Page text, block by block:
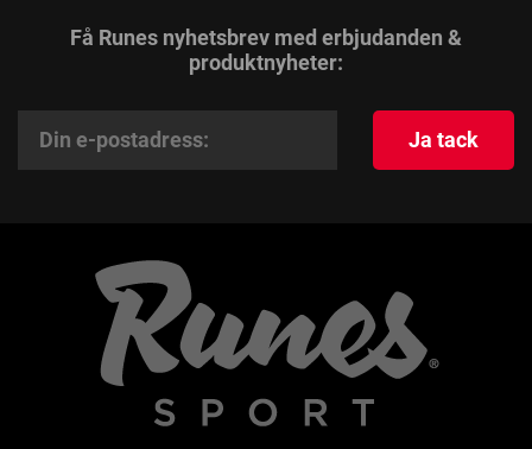
Få Runes nyhetsbrev med erbjudanden &
produktnyheter:
Ja tack